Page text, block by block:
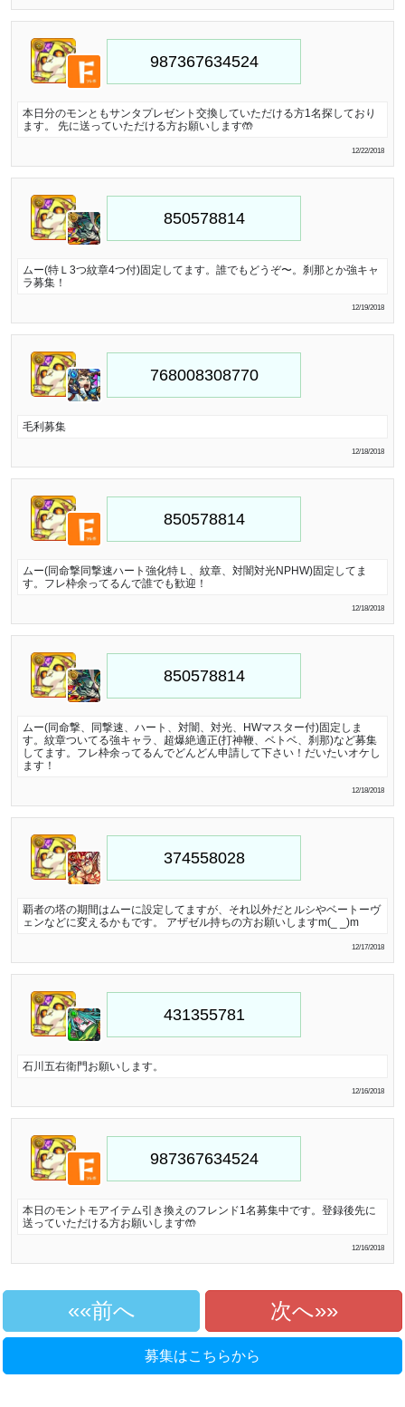
本日分のモンともサンタプレゼント交換していただける方1名探しており
ます。 先に送っていただける方お願いします🤲
12/22/2018
ムー(特Ｌ3つ紋章4つ付)固定してます。誰でもどうぞ〜。刹那とか強キャ
ラ募集！
12/19/2018
毛利募集
12/18/2018
ムー(同命撃同撃速ハート強化特Ｌ、紋章、対闇対光NPHW)固定してま
す。フレ枠余ってるんで誰でも歓迎！
12/18/2018
ムー(同命撃、同撃速、ハート、対闇、対光、HWマスター付)固定しま
す。紋章ついてる強キャラ、超爆絶適正(打神鞭、ベトベ、刹那)など募集
してます。フレ枠余ってるんでどんどん申請して下さい！だいたいオケし
ます！
12/18/2018
覇者の塔の期間はムーに設定してますが、それ以外だとルシやベートーヴ
ェンなどに変えるかもです。 アザゼル持ちの方お願いしますm(_ _)m
12/17/2018
石川五右衛門お願いします。
12/16/2018
本日のモントモアイテム引き換えのフレンド1名募集中です。登録後先に
送っていただける方お願いします🤲
12/16/2018
«前へ 次へ»
募集はこちらから